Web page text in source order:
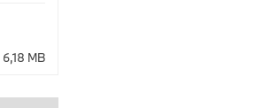
6,18 MB